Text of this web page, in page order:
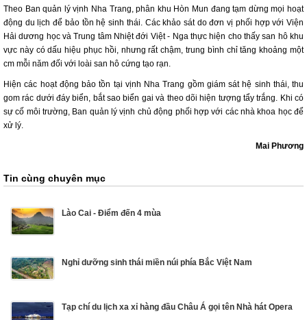
Theo Ban quản lý vịnh Nha Trang, phân khu Hòn Mun đang tạm dừng mọi hoạt
động du lịch để bảo tồn hệ sinh thái. Các khảo sát do đơn vị phối hợp với Viện
Hải dương học và Trung tâm Nhiệt đới Việt - Nga thực hiện cho thấy san hô khu
vực này có dấu hiệu phục hồi, nhưng rất chậm, trung bình chỉ tăng khoảng một
cm mỗi năm đối với loài san hô cứng tạo rạn.
Hiện các hoạt động bảo tồn tại vịnh Nha Trang gồm giám sát hệ sinh thái, thu
gom rác dưới đáy biển, bắt sao biển gai và theo dõi hiện tượng tẩy trắng. Khi có
sự cố môi trường, Ban quản lý vịnh chủ động phối hợp với các nhà khoa học để
xử lý.
Mai Phương
Tin cùng chuyên mục
Lào Cai - Điểm đến 4 mùa
Nghỉ dưỡng sinh thái miền núi phía Bắc Việt Nam
Tạp chí du lịch xa xỉ hàng đầu Châu Á gọi tên Nhà hát Opera